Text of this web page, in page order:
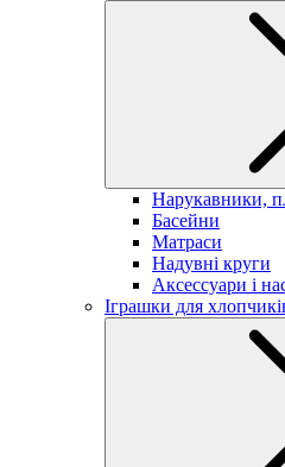
Нарукавники,
Басейни
Матраси
Надувні круги
Аксессуари і
Іграшки для